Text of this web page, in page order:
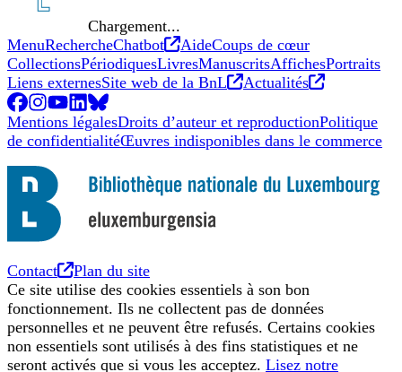
Chargement...
MenuRechercheChatbot Nouvel onglet
AideCoups de cœur
CollectionsPériodiquesLivresManuscritsAffichesPortraits
Liens externesSite web de la BnL Nouvel onglet
Actualités
Nouvel
Facebook
Nouvel onglet
Instagram
Nouvel onglet
YouTube
Nouvel onglet
LinkedIn
Nouvel onglet
BlueSky
Nouvel onglet
Mentions légalesDroits d’auteur et reproductionPolitique
de confidentialitéŒuvres indisponibles dans le commerce
Contact Nouvel onglet
Plan du site
Ce site utilise des cookies essentiels à son bon
fonctionnement. Ils ne collectent pas de données
personnelles et ne peuvent être refusés. Certains cookies
non essentiels sont utilisés à des fins statistiques et ne
seront activés que si vous les acceptez. Lisez notre